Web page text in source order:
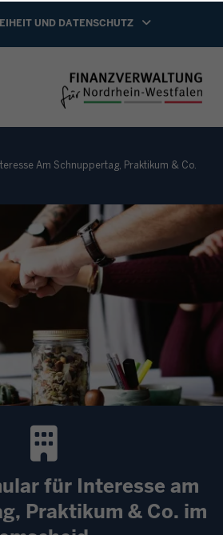
zum Inhalt
AKTIVIEREN/DEAKTIVIEREN:
UND DATENSCHUTZ
DEAKTIVIEREN: HAUPTMENÜ
Am Schnuppertag, Praktikum & Co.
für Interesse am
Praktikum & Co. im